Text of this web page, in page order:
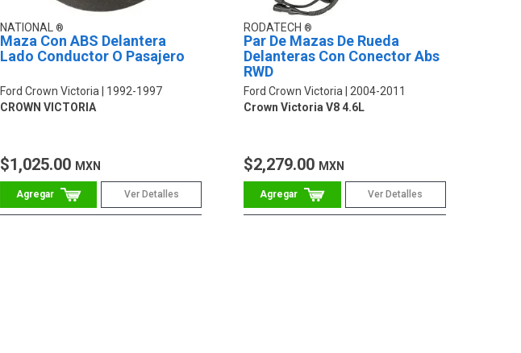
NATIONAL
Maza Con ABS Delantera
Lado Conductor O Pasajero
Ford Crown Victoria
1992-1997
CROWN VICTORIA
$1,025.00 MXN
Ver Detalles
RODATECH
Par De Mazas De Rueda
Delanteras Con Conector Abs
RWD
Ford Crown Victoria
2004-2011
Crown Victoria V8 4.6L
$2,279.00 MXN
Ver Detalles